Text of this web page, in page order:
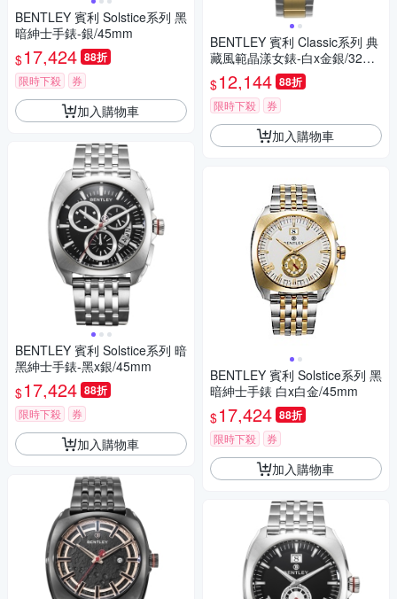
BENTLEY 賓利 Solstice系列 黑
暗紳士手錶-銀/45mm
$17,424 88折
限時下殺 券
加入購物車
BENTLEY 賓利 Solstice系列 暗
黑紳士手錶-黑x銀/45mm
$17,424 88折
限時下殺 券
加入購物車
BENTLEY 賓利 Classic系列 典
藏風範晶漾女錶-白x金銀/32m
m
$12,144 88折
限時下殺 券
加入購物車
BENTLEY 賓利 Solstice系列 黑
暗紳士手錶 白x白金/45mm
$17,424 88折
限時下殺 券
加入購物車